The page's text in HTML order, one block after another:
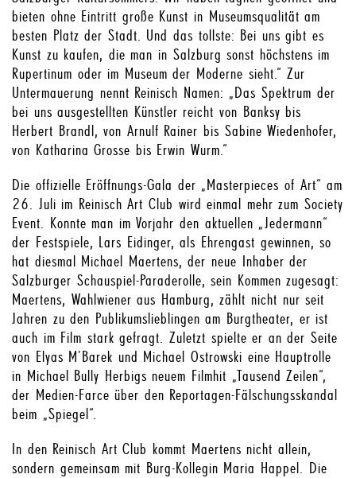
bieten ohne Eintritt große Kunst in Museumsqualität am
besten Platz der Stadt. Und das tollste: Bei uns gibt es
Kunst zu kaufen, die man in Salzburg sonst höchstens im
Rupertinum oder im Museum der Moderne sieht.“ Zur
Untermauerung nennt Reinisch Namen: „Das Spektrum der
bei uns ausgestellten Künstler reicht von Banksy bis
Herbert Brandl, von Arnulf Rainer bis Sabine Wiedenhofer,
von Katharina Grosse bis Erwin Wurm.“
Die offizielle Eröffnungs-Gala der „Masterpieces of Art“ am
26. Juli im Reinisch Art Club wird einmal mehr zum Society
Event. Konnte man im Vorjahr den aktuellen „Jedermann“
der Festspiele, Lars Eidinger, als Ehrengast gewinnen, so
hat diesmal Michael Maertens, der neue Inhaber der
Salzburger Schauspiel-Paraderolle, sein Kommen zugesagt:
Maertens, Wahlwiener aus Hamburg, zählt nicht nur seit
Jahren zu den Publikumslieblingen am Burgtheater, er ist
auch im Film stark gefragt. Zuletzt spielte er an der Seite
von Elyas M’Barek und Michael Ostrowski eine Hauptrolle
in Michael Bully Herbigs neuem Filmhit „Tausend Zeilen“,
der Medien-Farce über den Reportagen-Fälschungsskandal
beim „Spiegel“.
In den Reinisch Art Club kommt Maertens nicht allein,
sondern gemeinsam mit Burg-Kollegin Maria Happel. Die